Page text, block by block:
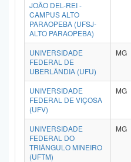
JOÃO DEL-REI -
CAMPUS ALTO
PARAOPEBA (UFSJ-
ALTO PARAOPEBA)
UNIVERSIDADE
FEDERAL DE
UBERLÂNDIA (UFU)
MG
UNIVERSIDADE
FEDERAL DE VIÇOSA
(UFV)
MG
UNIVERSIDADE
FEDERAL DO
TRIÂNGULO MINEIRO
(UFTM)
MG